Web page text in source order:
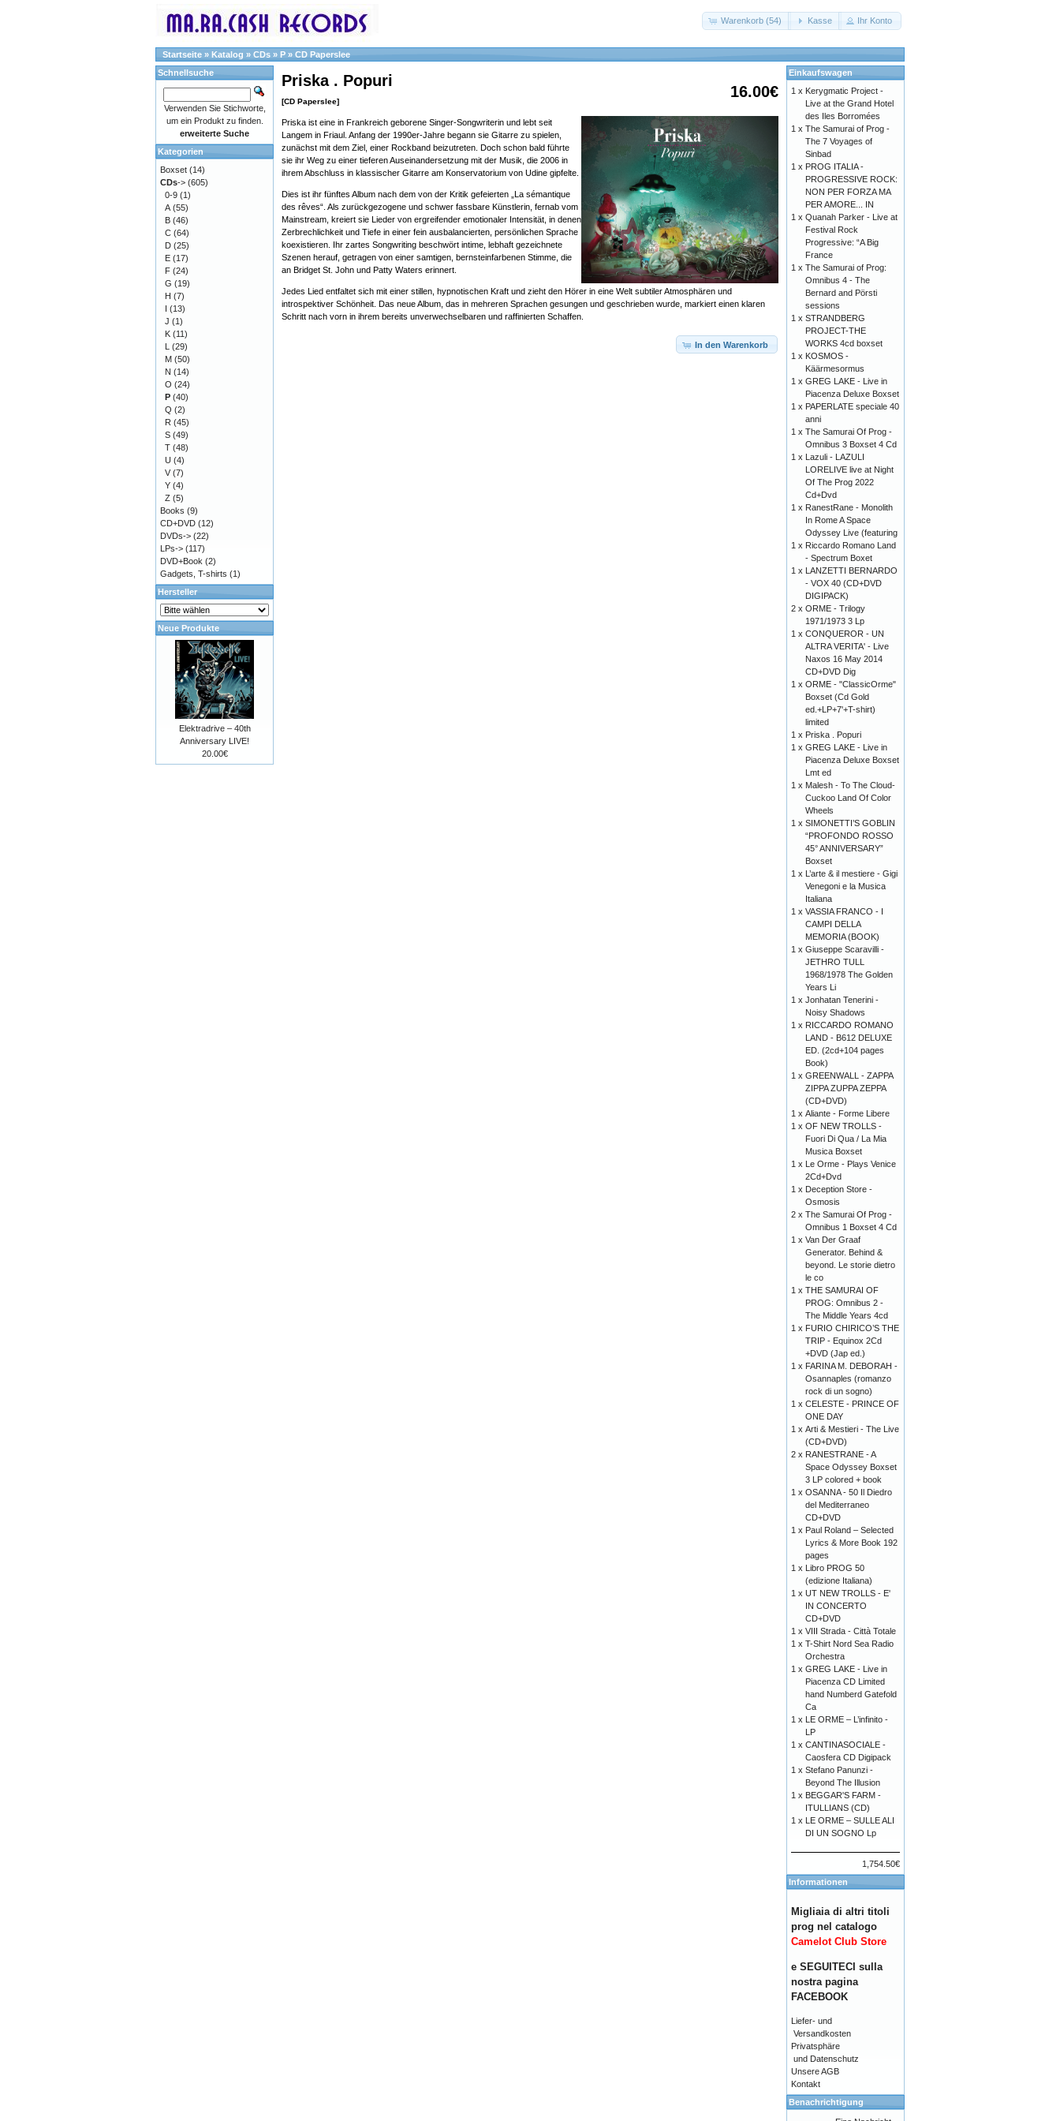
Warenkorb (54) Kasse Ihr Konto
Startseite » Katalog » CDs » P » CD Paperslee
16.00€
Priska . Popuri
[CD Paperslee]
Priska ist eine in Frankreich geborene Singer-Songwriterin und lebt seit
Langem in Friaul. Anfang der 1990er-Jahre begann sie Gitarre zu spielen,
zunächst mit dem Ziel, einer Rockband beizutreten. Doch schon bald führte
sie ihr Weg zu einer tieferen Auseinandersetzung mit der Musik, die 2006 in
ihrem Abschluss in klassischer Gitarre am Konservatorium von Udine gipfelte.
Dies ist ihr fünftes Album nach dem von der Kritik gefeierten „La sémantique
des rêves“. Als zurückgezogene und schwer fassbare Künstlerin, fernab vom
Mainstream, kreiert sie Lieder von ergreifender emotionaler Intensität, in denen
Zerbrechlichkeit und Tiefe in einer fein ausbalancierten, persönlichen Sprache
koexistieren. Ihr zartes Songwriting beschwört intime, lebhaft gezeichnete
Szenen herauf, getragen von einer samtigen, bernsteinfarbenen Stimme, die
an Bridget St. John und Patty Waters erinnert.
Jedes Lied entfaltet sich mit einer stillen, hypnotischen Kraft und zieht den Hörer in eine Welt subtiler Atmosphären und
introspektiver Schönheit. Das neue Album, das in mehreren Sprachen gesungen und geschrieben wurde, markiert einen klaren
Schritt nach vorn in ihrem bereits unverwechselbaren und raffinierten Schaffen.
In den Warenkorb
Schnellsuche
Verwenden Sie Stichworte,
um ein Produkt zu finden.
erweiterte Suche
Kategorien
Boxset (14)
CDs-> (605)
0-9 (1)
A (55)
B (46)
C (64)
D (25)
E (17)
F (24)
G (19)
H (7)
I (13)
J (1)
K (11)
L (29)
M (50)
N (14)
O (24)
P (40)
Q (2)
R (45)
S (49)
T (48)
U (4)
V (7)
Y (4)
Z (5)
Books (9)
CD+DVD (12)
DVDs-> (22)
LPs-> (117)
DVD+Book (2)
Gadgets, T-shirts (1)
Hersteller
Neue Produkte
Elektradrive – 40th
Anniversary LIVE!
20.00€
Einkaufswagen
1 x Kerygmatic Project -
Live at the Grand Hotel
des Iles Borromées
1 x The Samurai of Prog -
The 7 Voyages of
Sinbad
1 x PROG ITALIA -
PROGRESSIVE ROCK:
NON PER FORZA MA
PER AMORE... IN
1 x Quanah Parker - Live at
Festival Rock
Progressive: “A Big
France
1 x The Samurai of Prog:
Omnibus 4 - The
Bernard and Pörsti
sessions
1 x STRANDBERG
PROJECT-THE
WORKS 4cd boxset
1 x KOSMOS -
Käärmesormus
1 x GREG LAKE - Live in
Piacenza Deluxe Boxset
1 x PAPERLATE speciale 40
anni
1 x The Samurai Of Prog -
Omnibus 3 Boxset 4 Cd
1 x Lazuli - LAZULI
LORELIVE live at Night
Of The Prog 2022
Cd+Dvd
1 x RanestRane - Monolith
In Rome A Space
Odyssey Live (featuring
1 x Riccardo Romano Land
- Spectrum Boxet
1 x LANZETTI BERNARDO
- VOX 40 (CD+DVD
DIGIPACK)
2 x ORME - Trilogy
1971/1973 3 Lp
1 x CONQUEROR - UN
ALTRA VERITA' - Live
Naxos 16 May 2014
CD+DVD Dig
1 x ORME - "ClassicOrme"
Boxset (Cd Gold
ed.+LP+7'+T-shirt)
limited
1 x Priska . Popuri
1 x GREG LAKE - Live in
Piacenza Deluxe Boxset
Lmt ed
1 x Malesh - To The Cloud-
Cuckoo Land Of Color
Wheels
1 x SIMONETTI’S GOBLIN
“PROFONDO ROSSO
45° ANNIVERSARY”
Boxset
1 x L’arte & il mestiere - Gigi
Venegoni e la Musica
Italiana
1 x VASSIA FRANCO - I
CAMPI DELLA
MEMORIA (BOOK)
1 x Giuseppe Scaravilli -
JETHRO TULL
1968/1978 The Golden
Years Li
1 x Jonhatan Tenerini -
Noisy Shadows
1 x RICCARDO ROMANO
LAND - B612 DELUXE
ED. (2cd+104 pages
Book)
1 x GREENWALL - ZAPPA
ZIPPA ZUPPA ZEPPA
(CD+DVD)
1 x Aliante - Forme Libere
1 x OF NEW TROLLS -
Fuori Di Qua / La Mia
Musica Boxset
1 x Le Orme - Plays Venice
2Cd+Dvd
1 x Deception Store -
Osmosis
2 x The Samurai Of Prog -
Omnibus 1 Boxset 4 Cd
1 x Van Der Graaf
Generator. Behind &
beyond. Le storie dietro
le co
1 x THE SAMURAI OF
PROG: Omnibus 2 -
The Middle Years 4cd
1 x FURIO CHIRICO’S THE
TRIP - Equinox 2Cd
+DVD (Jap ed.)
1 x FARINA M. DEBORAH -
Osannaples (romanzo
rock di un sogno)
1 x CELESTE - PRINCE OF
ONE DAY
1 x Arti & Mestieri - The Live
(CD+DVD)
2 x RANESTRANE - A
Space Odyssey Boxset
3 LP colored + book
1 x OSANNA - 50 Il Diedro
del Mediterraneo
CD+DVD
1 x Paul Roland – Selected
Lyrics & More Book 192
pages
1 x Libro PROG 50
(edizione Italiana)
1 x UT NEW TROLLS - E'
IN CONCERTO
CD+DVD
1 x VIII Strada - Città Totale
1 x T-Shirt Nord Sea Radio
Orchestra
1 x GREG LAKE - Live in
Piacenza CD Limited
hand Numberd Gatefold
Ca
1 x LE ORME – L’infinito -
LP
1 x CANTINASOCIALE -
Caosfera CD Digipack
1 x Stefano Panunzi -
Beyond The Illusion
1 x BEGGAR'S FARM -
ITULLIANS (CD)
1 x LE ORME – SULLE ALI
DI UN SOGNO Lp
1,754.50€
Informationen
Migliaia di altri titoli
prog nel catalogo
Camelot Club Store
e SEGUITECI sulla
nostra pagina
FACEBOOK
Liefer- und
Versandkosten
Privatsphäre
und Datenschutz
Unsere AGB
Kontakt
Benachrichtigung